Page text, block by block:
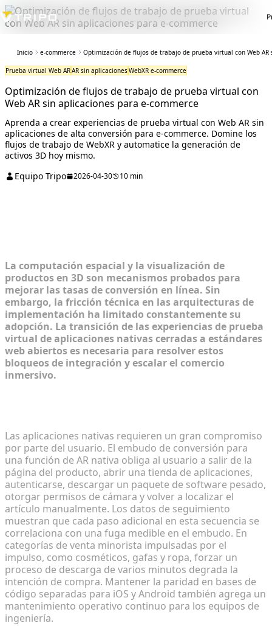
Inicio e-commerce Optimización de flujos de trabajo de prueba virtual con Web
Prueba virtual Web ARAR sin aplicacionesWebXR e-commerce
Optimización de flujos de trabajo de prueba virtual con
Web AR sin aplicaciones para e-commerce
Aprenda a crear experiencias de prueba virtual con Web AR sin
aplicaciones de alta conversión para e-commerce. Domine los
flujos de trabajo de WebXR y automatice la generación de
activos 3D hoy mismo.
Equipo Tripo
2026-04-30 10 min
La computación espacial y la visualización de
productos en 3D son mecanismos probados para
mejorar las tasas de conversión en línea. Sin
embargo, la fricción técnica en las arquitecturas de
implementación ha limitado constantemente su
adopción. La transición de las experiencias de prueba
virtual de aplicaciones nativas cerradas a estándares
web abiertos es necesaria para resolver estos
bloqueos de integración y escalar el comercio
inmersivo.
Las aplicaciones nativas requieren un gran compromiso
por parte del usuario. El embudo de conversión para
una función de AR nativa obliga al usuario a salir de la
página del producto, abrir una tienda de aplicaciones,
autenticarse, descargar un paquete de software pesado,
otorgar permisos de cámara y volver a localizar el
artículo manualmente. Los datos de seguimiento
muestran que cada paso adicional en esta secuencia se
correlaciona con una fuga medible en el embudo. En
categorías de venta minorista impulsadas por el
impulso, como cosméticos, gafas y ropa, forzar un
proceso de descarga de varios minutos degrada la
intención de compra. Mantener la paridad en bases de
código separadas para iOS y Android también agrega un
mantenimiento operativo continuo para los equipos de
ingeniería.